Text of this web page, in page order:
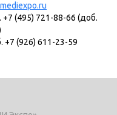
+7 (495) 721-88-66 (доб.
+7 (926) 611-23-59